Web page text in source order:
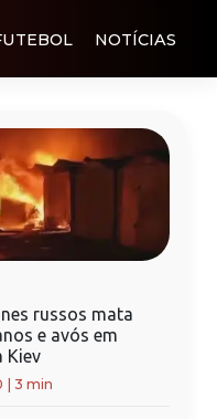
NOTÍCIAS
russos mata
e avós em
Kiev
3 min